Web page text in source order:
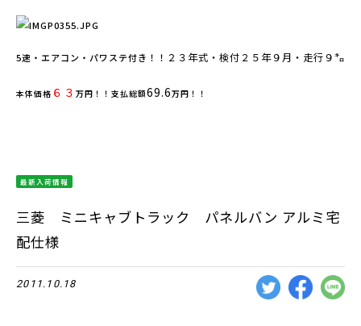
5速・エアコン・パワステ付き！！ ２３年式・検付２５年９月・走行９㌔
本体価格 ６３ 万円！！支払総額69.6万円！！
最新入荷情報
三菱 ミニキャブトラック パネルバン アルミ宅
配仕様
2011.10.18